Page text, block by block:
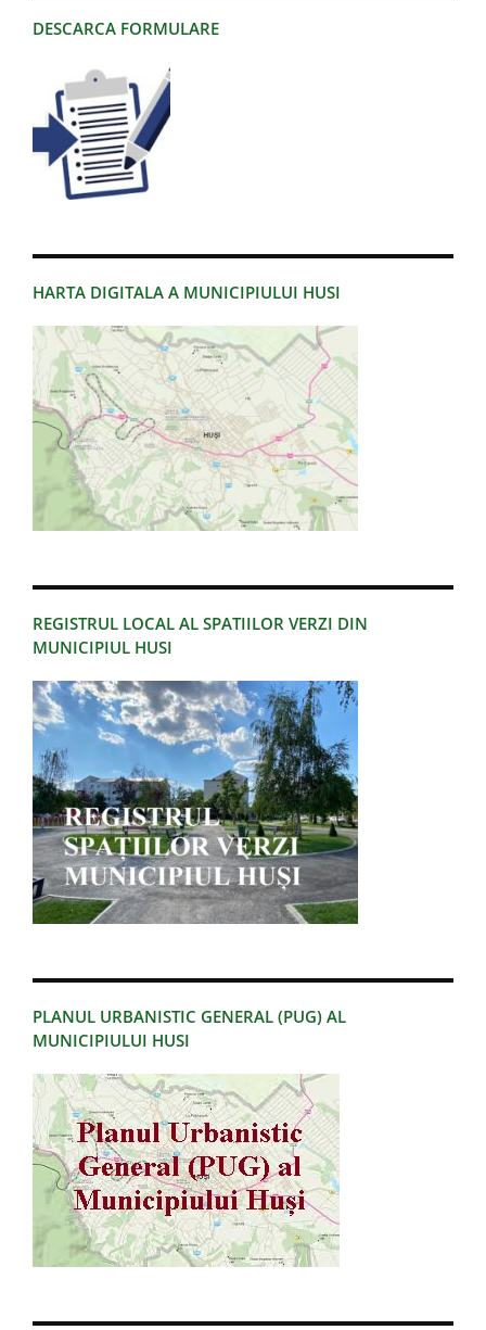
DESCARCA FORMULARE
HARTA DIGITALA A MUNICIPIULUI HUSI
REGISTRUL LOCAL AL SPATIILOR VERZI DIN
MUNICIPIUL HUSI
PLANUL URBANISTIC GENERAL (PUG) AL
MUNICIPIULUI HUSI